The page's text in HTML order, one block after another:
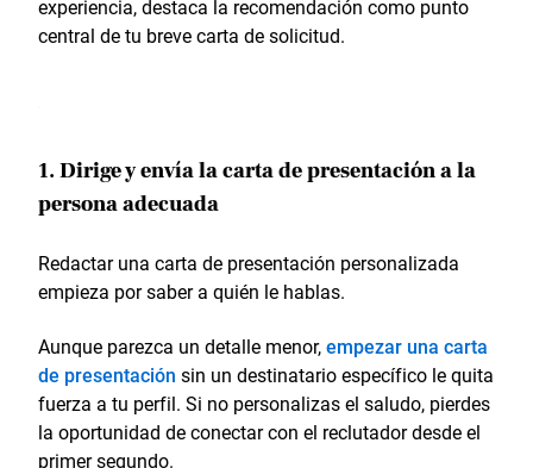
experiencia, destaca la recomendación como punto
central de tu breve carta de solicitud.
1. Dirige y envía la carta de presentación a la
persona adecuada
Redactar una carta de presentación personalizada
empieza por saber a quién le hablas.
Aunque parezca un detalle menor,empezar una carta
de presentación sin un destinatario específico le quita
fuerza a tu perfil. Si no personalizas el saludo, pierdes
la oportunidad de conectar con el reclutador desde el
primer segundo.